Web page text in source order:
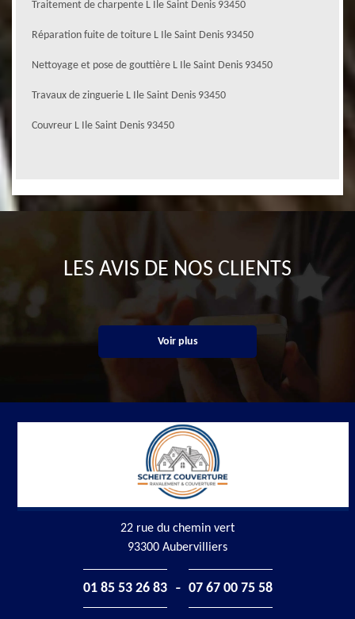
Traitement de charpente L Ile Saint Denis 93450
Réparation fuite de toiture L Ile Saint Denis 93450
Nettoyage et pose de gouttière L Ile Saint Denis 93450
Travaux de zinguerie L Ile Saint Denis 93450
Couvreur L Ile Saint Denis 93450
LES AVIS DE NOS CLIENTS
Voir plus
22 rue du chemin vert
93300 Aubervilliers
01 85 53 26 83 - 07 67 00 75 58